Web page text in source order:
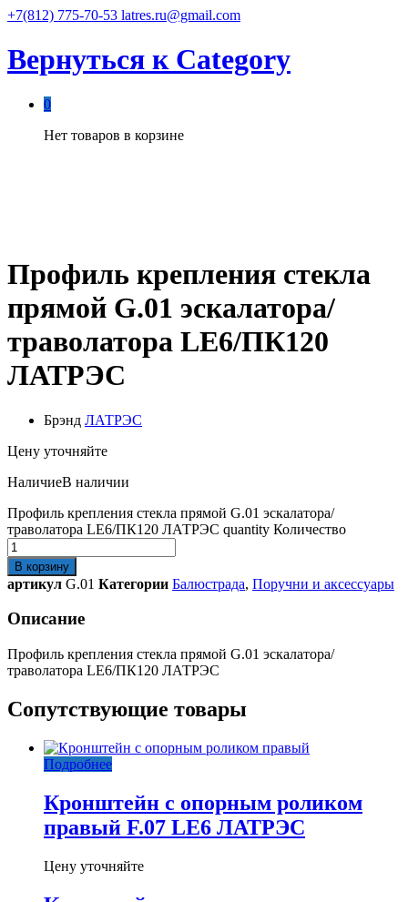
+7(812) 775-70-53 latres.ru@gmail.com
Вернуться кCategory
0
Нет товаров в корзине
Профиль крепления стекла
прямой G.01 эскалатора/
траволатора LE6/ПК120
ЛАТРЭС
Брэнд ЛАТРЭС
Цену уточняйте
НаличиеВ наличии
Профиль крепления стекла прямой G.01 эскалатора/
траволатора LE6/ПК120 ЛАТРЭС quantity Количество
В корзину
артикул G.01 Категории Балюстрада, Поручни и аксессуары
Описание
Профиль крепления стекла прямой G.01 эскалатора/
траволатора LE6/ПК120 ЛАТРЭС
Сопутствующие товары
Подробнее
Кронштейн с опорным роликом
правый F.07 LE6 ЛАТРЭС
Цену уточняйте